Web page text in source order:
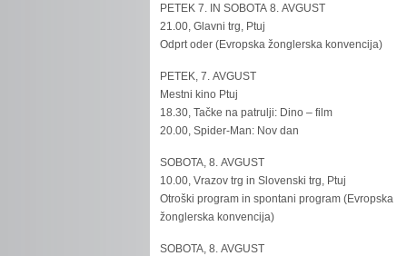
PETEK 7. IN SOBOTA 8. AVGUST
21.00, Glavni trg, Ptuj
Odprt oder (Evropska žonglerska konvencija)
PETEK, 7. AVGUST
Mestni kino Ptuj
18.30, Tačke na patrulji: Dino – film
20.00, Spider-Man: Nov dan
SOBOTA, 8. AVGUST
10.00, Vrazov trg in Slovenski trg, Ptuj
Otroški program in spontani program (Evropska
žonglerska konvencija)
SOBOTA, 8. AVGUST